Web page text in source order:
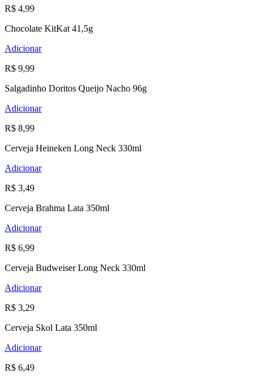
R$ 4,99
Chocolate KitKat 41,5g
Adicionar
R$ 9,99
Salgadinho Doritos Queijo Nacho 96g
Adicionar
R$ 8,99
Cerveja Heineken Long Neck 330ml
Adicionar
R$ 3,49
Cerveja Brahma Lata 350ml
Adicionar
R$ 6,99
Cerveja Budweiser Long Neck 330ml
Adicionar
R$ 3,29
Cerveja Skol Lata 350ml
Adicionar
R$ 6,49